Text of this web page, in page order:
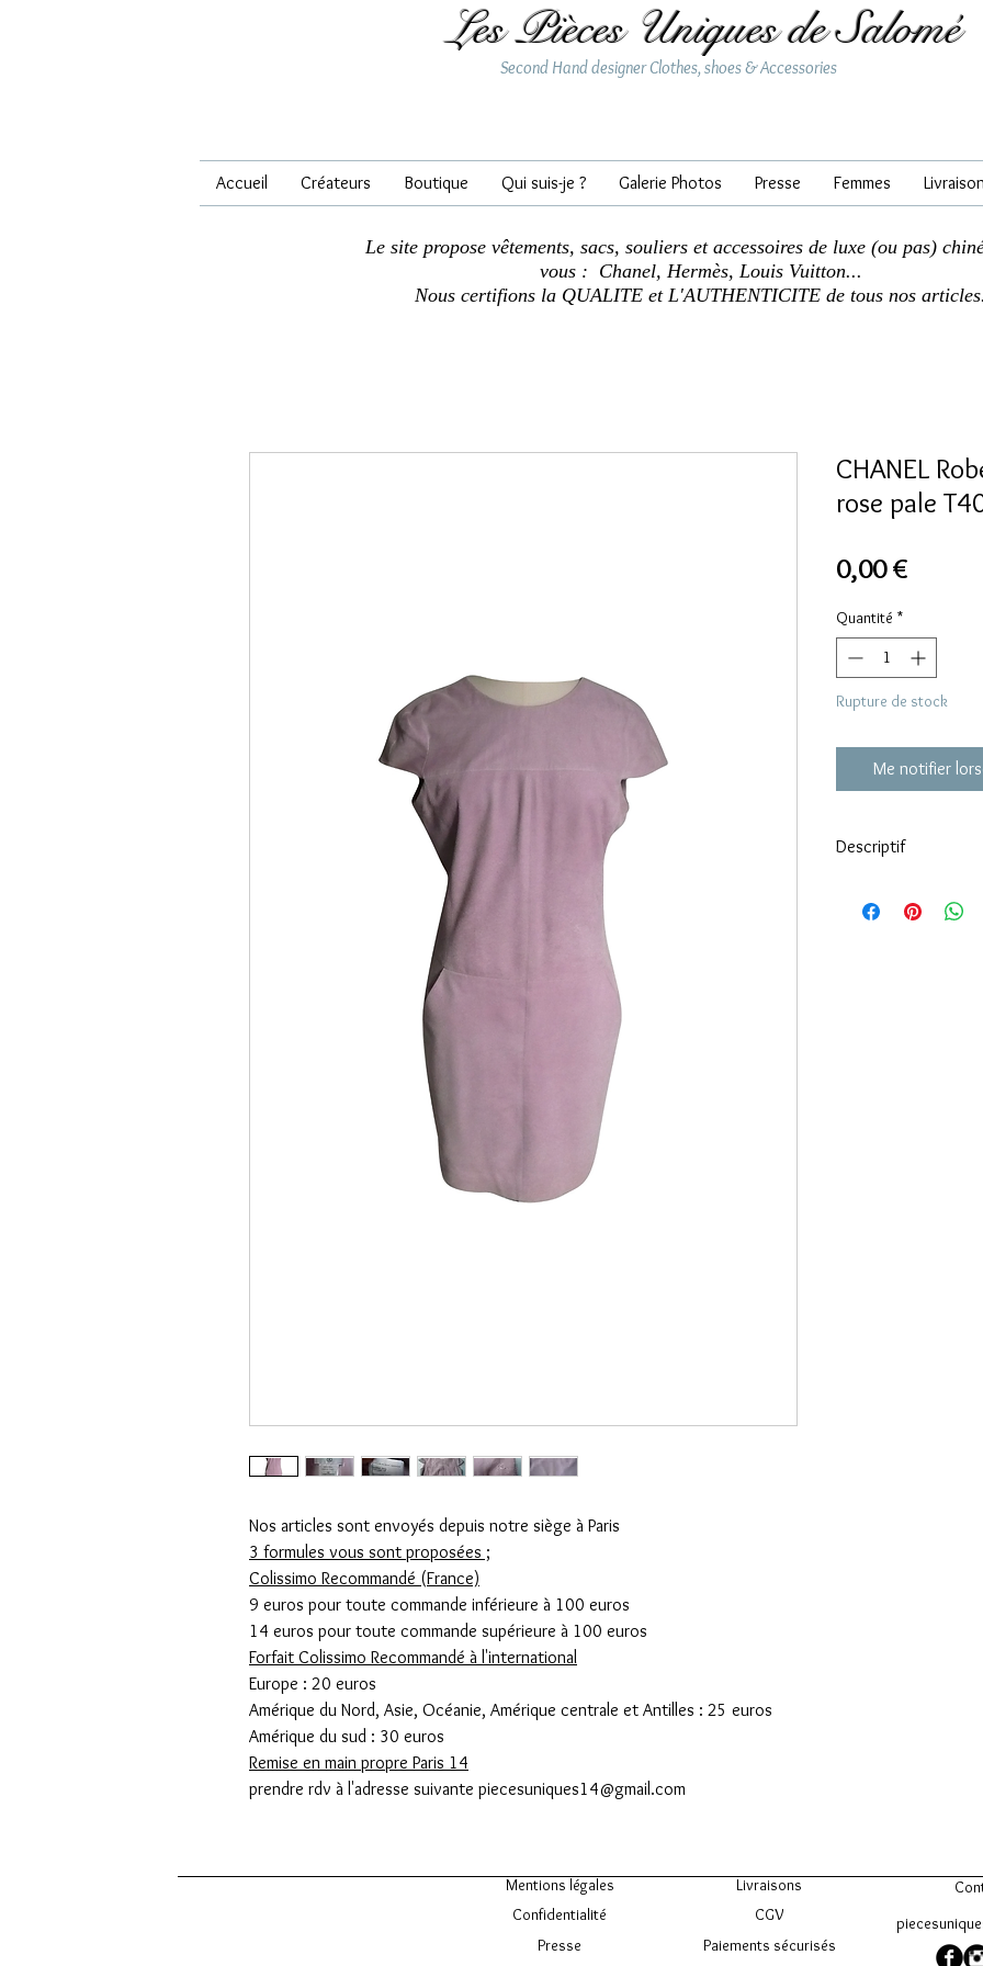
Les Pièces Uniques de Salomé
Second Hand designer Clothes, shoes & Accessories
Accueil Créateurs Boutique Qui suis-je ? Galerie Photos Presse Femmes
Le site propose vêtements, sacs, souliers et accessoires de luxe (ou pas)
vous : Chanel, Hermès, Louis Vuitton...
Nous certifions la QUALITE et L'AUTHENTICITE de tous nos articles.
Nos articles sont envoyés depuis notre siège à Paris
3 formules vous sont proposées ;
Colissimo Recommandé (France)
9 euros pour toute commande inférieure à 100 euros
14 euros pour toute commande supérieure à 100 euros
Forfait Colissimo Recommandé à l'international
Europe : 20 euros
Amérique du Nord, Asie, Océanie, Amérique centrale et Antilles : 25 euros
Amérique du sud : 30 euros
Remise en main propre Paris 14
prendre rdv à l'adresse suivante piecesuniques14@gmail.com
CHANEL
rose pale
0,00 €
Quantité *
Rupture de stock
Me notifier
Descriptif
Sur dos fine tulle de
Mentions légales
Confidentialité
Presse
Livraisons
CGV
Paiements sécurisés